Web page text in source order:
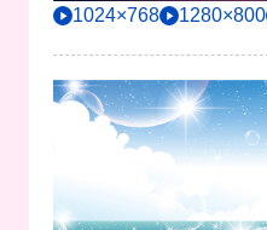
1024×768 1280×800